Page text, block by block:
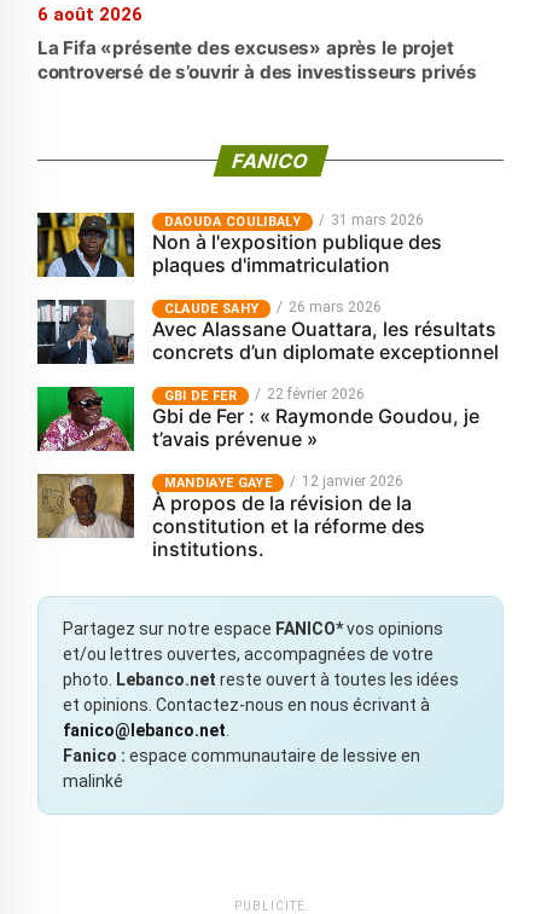
6 août 2026
La Fifa «présente des excuses» après le projet
controversé de s’ouvrir à des investisseurs privés
FANICO
‎DAOUDA COULIBALY 31 mars 2026
Non à l'exposition publique des
plaques d'immatriculation
CLAUDE SAHY 26 mars 2026
Avec Alassane Ouattara, les résultats
concrets d’un diplomate exceptionnel
GBI DE FER 22 février 2026
Gbi de Fer : « Raymonde Goudou, je
t’avais prévenue »
MANDIAYE GAYE 12 janvier 2026
À propos de la révision de la
constitution et la réforme des
institutions.
Partagez sur notre espace FANICO*vos opinions
et/ou lettres ouvertes, accompagnées de votre
photo.
Lebanco.net reste ouvert à toutes les idées
et opinions. Contactez-nous en nous écrivant à
fanico@lebanco.net
Fanico : espace communautaire de lessive en
malinké
PUBLICITÉ